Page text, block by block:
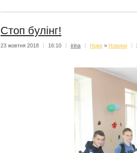
Стоп булінг!
23 жовтня 2018 16:10 irina Нове » Новини